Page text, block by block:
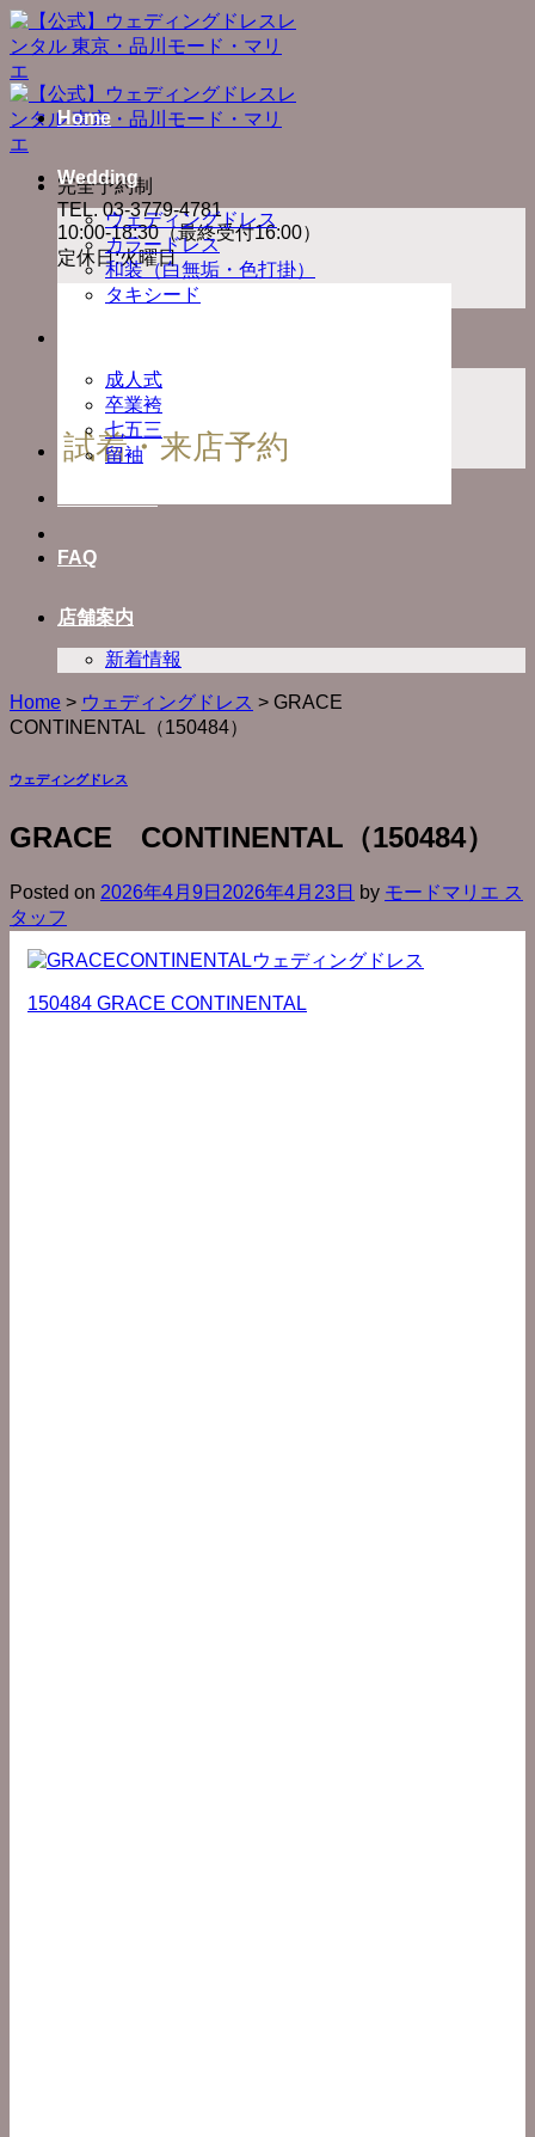
Skip
to
content
完全予約制
TEL. 03-3779-4781
10:00-18:30（最終受付16:00）
定休日:火曜日
試着・来店予約
Home
Wedding
ウェディングドレス
カラードレス
和装（白無垢・色打掛）
タキシード
成人式
卒業袴
七五三
留袖
FAQ
店舗案内
新着情報
Home > ウェディングドレス > GRACE
CONTINENTAL（150484）
ウェディングドレス
GRACE CONTINENTAL（150484）
Posted on 2026年4月9日 2026年4月23日 by モードマリエ ス
タッフ
150484 GRACE CONTINENTAL